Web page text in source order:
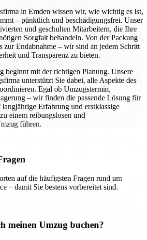
in Emden wissen wir, wie wichtig es ist,
– pünktlich und beschädigungsfrei. Unser
und geschulten Mitarbeitern, die Ihre
Sorgfalt behandeln. Von der Packung
zur Endabnahme – wir sind an jedem Schritt
und Transparenz zu bieten.
beginnt mit der richtigen Planung. Unsere
unterstützt Sie dabei, alle Aspekte des
Egal ob Umzugstermin,
– wir finden die passende Lösung für
langjährige Erfahrung und erstklassige
einem reibungslosen und
führen.
auf die häufigsten Fragen rund um
– damit Sie bestens vorbereitet sind.
meinen Umzug buchen?